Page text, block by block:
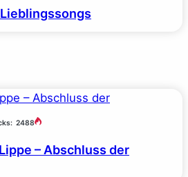
2488
– Abschluss der